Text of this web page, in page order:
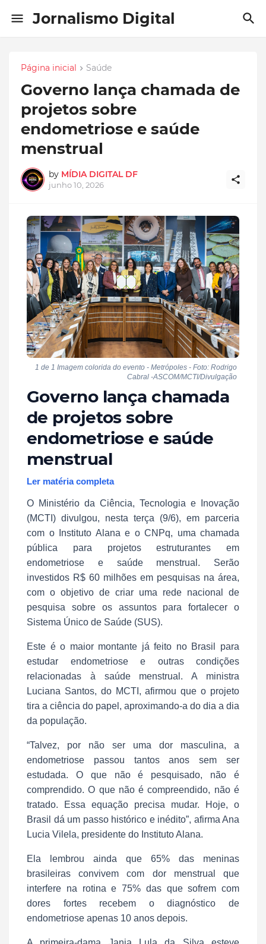
Jornalismo Digital
Página inicial Saúde
Governo lança chamada de
projetos sobre
endometriose e saúde
menstrual
by MÍDIA DIGITAL DF
junho 10, 2026
1 de 1 Imagem colorida do evento - Metrópoles - Foto: Rodrigo
Cabral -ASCOM/MCTI/Divulgação
Governo lança chamada
de projetos sobre
endometriose e saúde
menstrual
Ler matéria completa
O Ministério da Ciência, Tecnologia e Inovação
(MCTI) divulgou, nesta terça (9/6), em parceria
com o Instituto Alana e o CNPq, uma chamada
pública para projetos estruturantes em
endometriose e saúde menstrual. Serão
investidos R$ 60 milhões em pesquisas na área,
com o objetivo de criar uma rede nacional de
pesquisa sobre os assuntos para fortalecer o
Sistema Único de Saúde (SUS).
Este é o maior montante já feito no Brasil para
estudar endometriose e outras condições
relacionadas à saúde menstrual. A ministra
Luciana Santos, do MCTI, afirmou que o projeto
tira a ciência do papel, aproximando-a do dia a dia
da população.
“Talvez, por não ser uma dor masculina, a
endometriose passou tantos anos sem ser
estudada. O que não é pesquisado, não é
comprendido. O que não é compreendido, não é
tratado. Essa equação precisa mudar. Hoje, o
Brasil dá um passo histórico e inédito”, afirma Ana
Lucia Vilela, presidente do Instituto Alana.
Ela lembrou ainda que 65% das meninas
brasileiras convivem com dor menstrual que
interfere na rotina e 75% das que sofrem com
dores fortes recebem o diagnóstico de
endometriose apenas 10 anos depois.